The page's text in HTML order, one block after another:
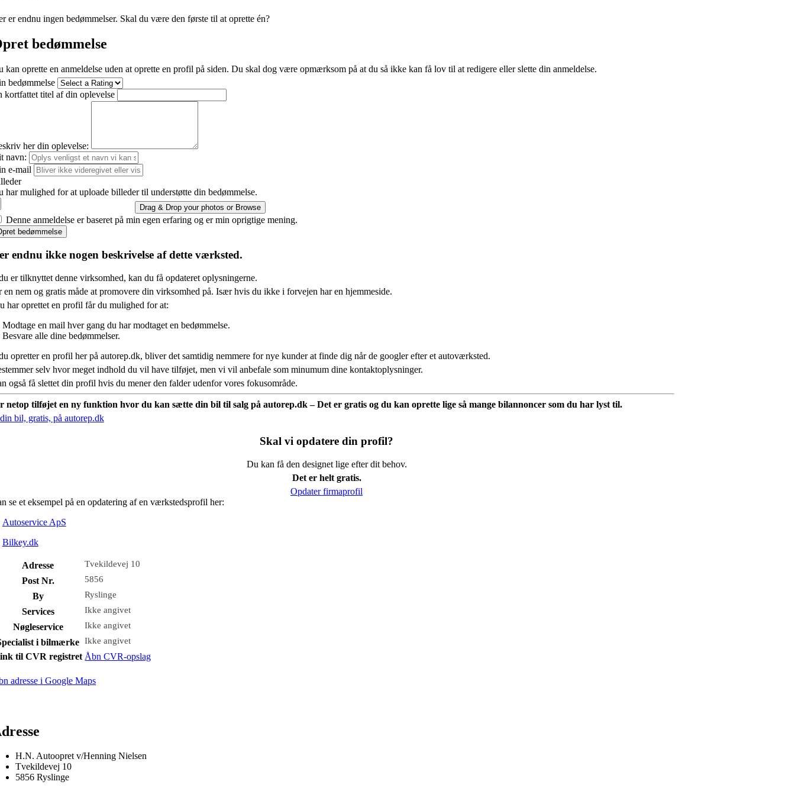
er endnu ingen bedømmelser. Skal du være den første til at oprette én?
bedømmelse
kan oprette en anmeldelse uden at oprette en profil på siden. Du skal dog være opmærksom på at du så ikke kan få lov til at redigere eller slette din anmeldelse.
bedømmelse
kortfattet titel af din oplevelse
her din oplevelse:
navn:
e-mail
har mulighed for at uploade billeder til understøtte din bedømmelse.
Drag & Drop your photos or Browse
Denne anmeldelse er baseret på min egen erfaring og er min oprigtige mening.
bedømmelse
endnu ikke nogen beskrivelse af dette værksted.
er tilknyttet denne virksomhed, kan du få opdateret oplysningerne.
en nem og gratis måde at promovere din virksomhed på. Især hvis du ikke i forvejen har en hjemmeside.
har oprettet en profil får du mulighed for at:
Modtage en mail hver gang du har modtaget en bedømmelse.
Besvare alle dine bedømmelser.
opretter en profil her på autorep.dk, bliver det samtidig nemmere for nye kunder at finde dig når de googler efter et autoværksted.
selv hvor meget indhold du vil have tilføjet, men vi vil anbefale som minumum dine kontaktoplysninger.
også få slettet din profil hvis du mener den falder udenfor vores fokusområde.
netop tilføjet en ny funktion hvor du kan sætte din bil til salg på autorep.dk – Det er gratis og du kan oprette lige så mange bilannoncer som du har lyst til.
bil, gratis, på autorep.dk
Skal vi opdatere din profil?
Du kan få den designet lige efter dit behov.
Det er helt gratis.
Opdater firmaprofil
se et eksempel på en opdatering af en værkstedsprofil her:
Autoservice ApS
Bilkey.dk
Adresse Tvekildevej 10
Post Nr. 5856
By Ryslinge
Services Ikke angivet
Nøgleservice Ikke angivet
i bilmærke Ikke angivet
til CVR registret Åbn CVR-opslag
adresse i Google Maps
H.N. Autoopret v/Henning Nielsen
Tvekildevej 10
5856 Ryslinge